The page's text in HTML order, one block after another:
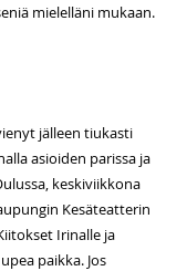
mielelläni mukaan.
jälleen tiukasti
asioiden parissa ja
keskiviikkona
Kesäteatterin
Irinalle ja
paikka. Jos